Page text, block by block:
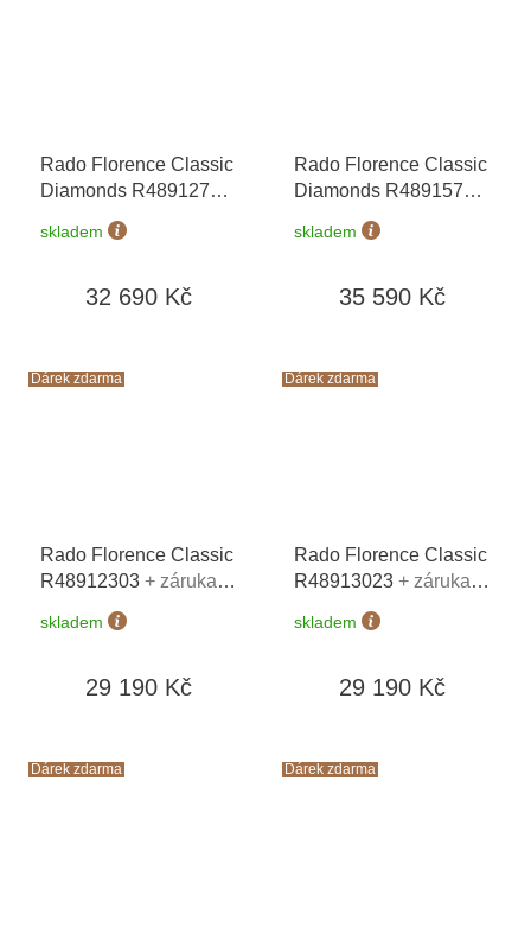
Rado Florence Classic
Diamonds R48912713
+ záruka 5 let +
zkrácení řemínku
hodinky Friedrich
skladem
32 690 Kč
Rado Florence Classic
Diamonds R48915703
+ záruka 5 let +
zkrácení řemínku
hodinky Friedrich
skladem
35 590 Kč
Dárek zdarma
Rado Florence Classic
R48912303 + záruka 5
let + zkrácení řemínku
zdarma + kazeta na
Lederwaren v hodnotě
skladem
29 190 Kč
Dárek zdarma
Rado Florence Classic
R48913023 + záruka 5
let + zkrácení řemínku
zdarma + kazeta na
Lederwaren v hodnotě
skladem
29 190 Kč
Dárek zdarma Dárek zdarma